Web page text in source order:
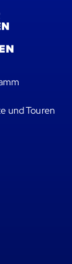
und Touren